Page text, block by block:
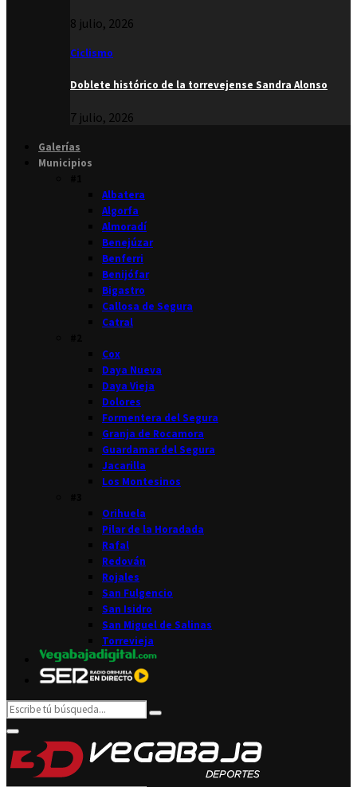
8 julio, 2026
Ciclismo
Doblete histórico de la torrevejense Sandra Alonso
7 julio, 2026
Galerías
Municipios
Albatera
Algorfa
Almoradí
Benejúzar
Benferri
Benijófar
Bigastro
Callosa de Segura
Catral
Cox
Daya Nueva
Daya Vieja
Dolores
Formentera del Segura
Granja de Rocamora
Guardamar del Segura
Jacarilla
Los Montesinos
Orihuela
Pilar de la Horadada
Rafal
Redován
Rojales
San Fulgencio
San Isidro
San Miguel de Salinas
Torrevieja
Search
for:
Search
Primary
Menu